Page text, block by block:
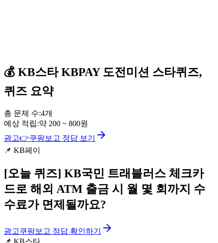
💰 KB스타 KBPAY 도전미션 스타퀴즈,
퀴즈 요약
총 문제 수:4개
예상 적립:약 200 ~ 800원
광고👉쿠팡보고 정답 보기
📌 KB페이
[오늘 퀴즈] KB국민 트래블러스 체크카
드로 해외 ATM 출금 시 월 몇 회까지 수
수료가 면제될까요?
광고쿠팡보고 정답 확인하기
📌 KB스타